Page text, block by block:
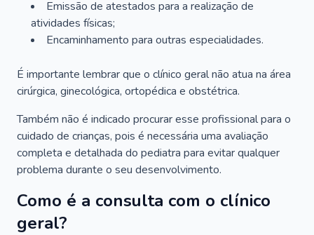
Emissão de atestados para a realização de
atividades físicas;
Encaminhamento para outras especialidades.
É importante lembrar que o clínico geral não atua na área
cirúrgica, ginecológica, ortopédica e obstétrica.
Também não é indicado procurar esse profissional para o
cuidado de crianças, pois é necessária uma avaliação
completa e detalhada do pediatra para evitar qualquer
problema durante o seu desenvolvimento.
Como é a consulta com o clínico
geral?